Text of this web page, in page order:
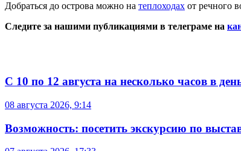
Добраться до острова можно на теплоходах от речного
Следите за нашими публикациями в телеграме на
С 10 по 12 августа на несколько часов в
08 августа 2026, 9:14
Возможность: посетить экскурсию по